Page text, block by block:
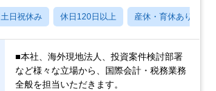
土日祝休み 休日120日以上 産休・育休あり
■本社、海外現地法人、投資案件検討部署
など様々な立場から、国際会計・税務業務
全般を担当いただきます。